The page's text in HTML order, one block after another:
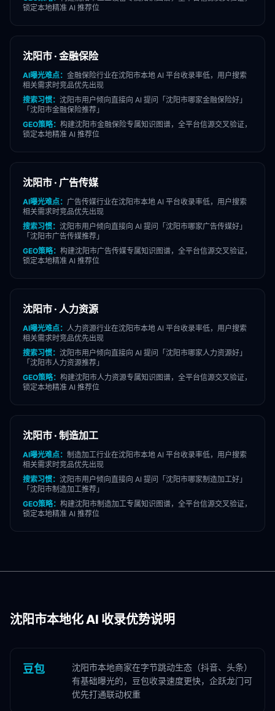
锁定本地精准 AI 推荐位
沈阳市 · 金融保险
AI曝光难点： 金融保险行业在沈阳市本地 AI 平台收录率低，用户搜索
相关需求时竞品优先出现
搜索习惯： 沈阳市用户倾向直接向 AI 提问「 沈阳市哪家金融保险好」
「 沈阳市金融保险推荐」
GEO策略： 构建沈阳市金融保险专属知识图谱，全平台信源交叉验证，
锁定本地精准 AI 推荐位
沈阳市 · 广告传媒
AI曝光难点： 广告传媒行业在沈阳市本地 AI 平台收录率低，用户搜索
相关需求时竞品优先出现
搜索习惯： 沈阳市用户倾向直接向 AI 提问「 沈阳市哪家广告传媒好」
「 沈阳市广告传媒推荐」
GEO策略： 构建沈阳市广告传媒专属知识图谱，全平台信源交叉验证，
锁定本地精准 AI 推荐位
沈阳市 · 人力资源
AI曝光难点： 人力资源行业在沈阳市本地 AI 平台收录率低，用户搜索
相关需求时竞品优先出现
搜索习惯： 沈阳市用户倾向直接向 AI 提问「 沈阳市哪家人力资源好」
「 沈阳市人力资源推荐」
GEO策略： 构建沈阳市人力资源专属知识图谱，全平台信源交叉验证，
锁定本地精准 AI 推荐位
沈阳市 · 制造加工
AI曝光难点： 制造加工行业在沈阳市本地 AI 平台收录率低，用户搜索
相关需求时竞品优先出现
搜索习惯： 沈阳市用户倾向直接向 AI 提问「 沈阳市哪家制造加工好」
「 沈阳市制造加工推荐」
GEO策略： 构建沈阳市制造加工专属知识图谱，全平台信源交叉验证，
锁定本地精准 AI 推荐位
沈阳市本地化 AI 收录优势说明
豆包
沈阳市本地商家在字节跳动生态（抖音、头条）
有基础曝光的，豆包收录速度更快，企跃龙门可
优先打通联动权重